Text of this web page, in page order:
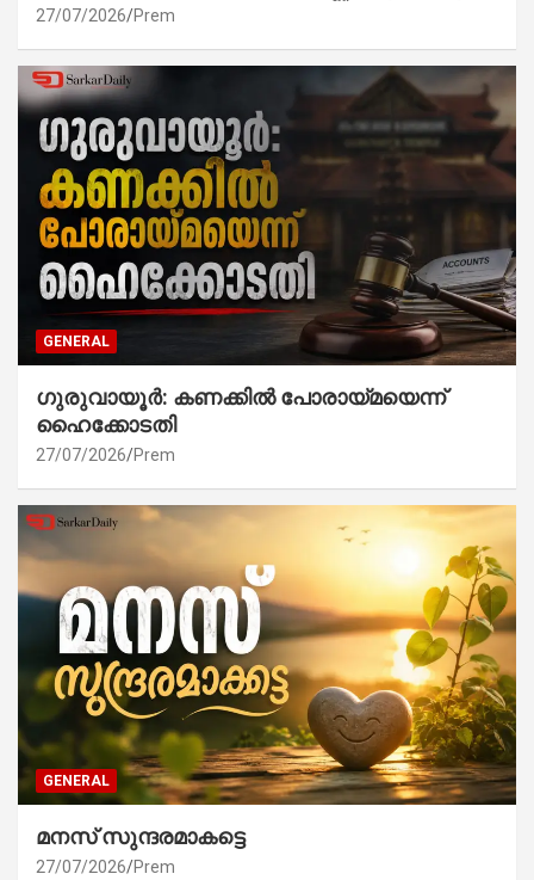
27/07/2026 Prem
GENERAL
ഗുരുവായൂർ: കണക്കിൽ പോരായ്മയെന്ന്
ഹൈക്കോടതി
27/07/2026 Prem
GENERAL
മനസ് സുന്ദരമാകട്ടെ
27/07/2026 Prem